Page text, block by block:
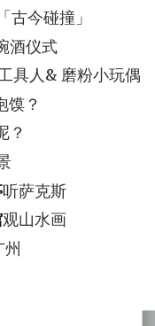
古今碰撞」
酒仪式
具人& 磨粉小玩偶
馍？
？
听萨克斯
观山水画
州